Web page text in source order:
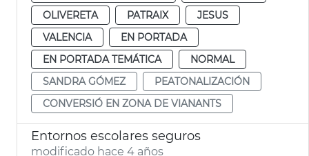
OLIVERETA
PATRAIX
JESUS
VALENCIA
EN PORTADA
EN PORTADA TEMÁTICA
NORMAL
SANDRA GÓMEZ
PEATONALIZACIÓN
CONVERSIÓ EN ZONA DE VIANANTS
Entornos escolares seguros
modificado hace 4 años